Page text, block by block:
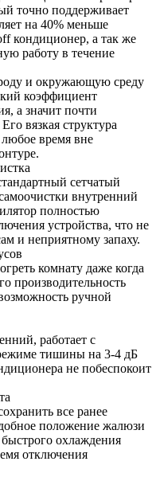
точно поддерживает
на 40% меньше
кондиционер, а так же
работу в течение
и окружающую среду
коэффициент
а значит почти
вязкая структура
любое время вне
сетчатый
внутренний
полностью
устройства, что не
и неприятному запаху.
комнату даже когда
производительность
ручной
работает с
тишины на 3-4 дБ
не побеспокоит
все ранее
положение жалюзи
охлаждения
отключения